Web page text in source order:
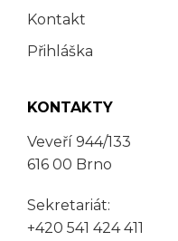
Kontakt
Přihláška
KONTAKTY
Veveří 944/133
616 00 Brno
Sekretariát:
+420 541 424 411